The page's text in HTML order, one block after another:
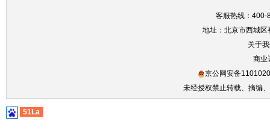
客服热线：
地址：北京市西城
关于
商业
京公网安备
未经授权禁止转载、摘编
51La